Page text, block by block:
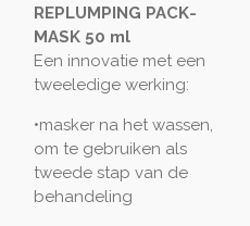
REPLUMPING PACK-
MASK 50 ml
Een innovatie met een
tweeledige werking:
•masker na het wassen,
om te gebruiken als
tweede stap van de
behandeling